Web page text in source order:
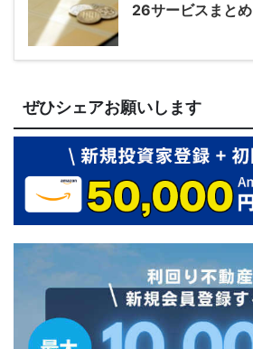
26サービスまとめ
ぜひシェアお願いします